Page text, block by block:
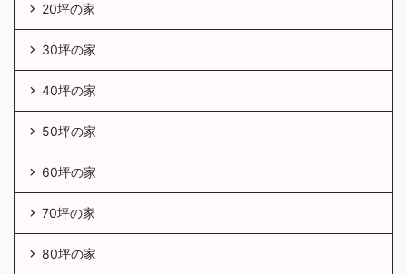
20坪の家
30坪の家
40坪の家
50坪の家
60坪の家
70坪の家
80坪の家